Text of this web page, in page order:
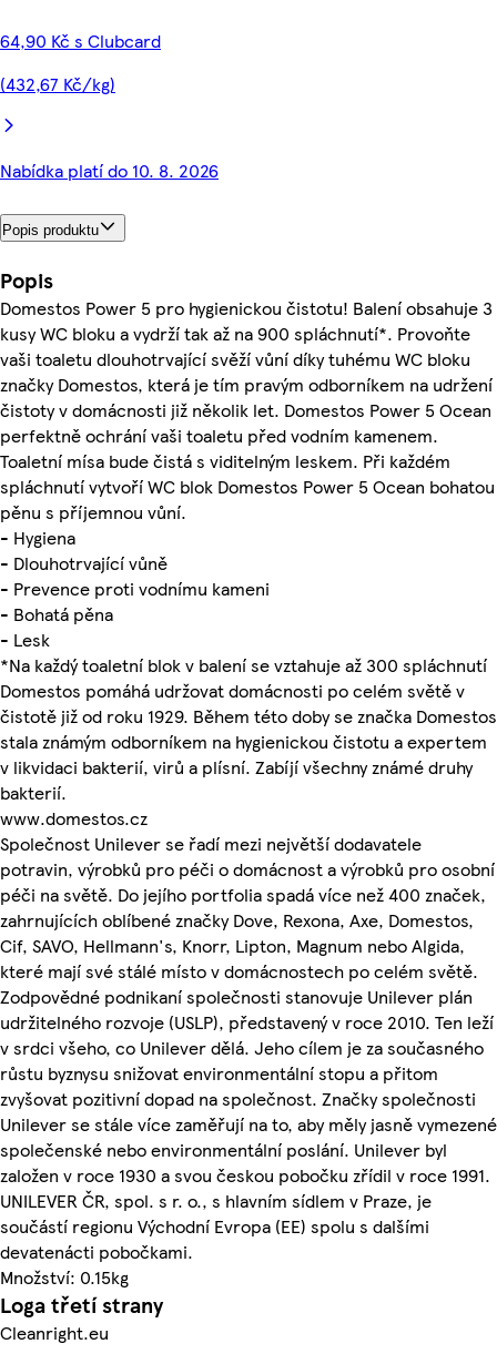
64,90 Kč s Clubcard
(432,67 Kč/kg)
Nabídka platí do 10. 8. 2026
Popis produktu
Popis
Domestos Power 5 pro hygienickou čistotu! Balení obsahuje 3
kusy WC bloku a vydrží tak až na 900 spláchnutí*. Provoňte
vaši toaletu dlouhotrvající svěží vůní díky tuhému WC bloku
značky Domestos, která je tím pravým odborníkem na udržení
čistoty v domácnosti již několik let. Domestos Power 5 Ocean
perfektně ochrání vaši toaletu před vodním kamenem.
Toaletní mísa bude čistá s viditelným leskem. Při každém
spláchnutí vytvoří WC blok Domestos Power 5 Ocean bohatou
pěnu s příjemnou vůní.
- Hygiena
- Dlouhotrvající vůně
- Prevence proti vodnímu kameni
- Bohatá pěna
- Lesk
*Na každý toaletní blok v balení se vztahuje až 300 spláchnutí
Domestos pomáhá udržovat domácnosti po celém světě v
čistotě již od roku 1929. Během této doby se značka Domestos
stala známým odborníkem na hygienickou čistotu a expertem
v likvidaci bakterií, virů a plísní. Zabíjí všechny známé druhy
bakterií.
www.domestos.cz
Společnost Unilever se řadí mezi největší dodavatele
potravin, výrobků pro péči o domácnost a výrobků pro osobní
péči na světě. Do jejího portfolia spadá více než 400 značek,
zahrnujících oblíbené značky Dove, Rexona, Axe, Domestos,
Cif, SAVO, Hellmann's, Knorr, Lipton, Magnum nebo Algida,
které mají své stálé místo v domácnostech po celém světě.
Zodpovědné podnikaní společnosti stanovuje Unilever plán
udržitelného rozvoje (USLP), představený v roce 2010. Ten leží
v srdci všeho, co Unilever dělá. Jeho cílem je za současného
růstu byznysu snižovat environmentální stopu a přitom
zvyšovat pozitivní dopad na společnost. Značky společnosti
Unilever se stále více zaměřují na to, aby měly jasně vymezené
společenské nebo environmentální poslání. Unilever byl
založen v roce 1930 a svou českou pobočku zřídil v roce 1991.
UNILEVER ČR, spol. s r. o., s hlavním sídlem v Praze, je
součástí regionu Východní Evropa (EE) spolu s dalšími
devatenácti pobočkami.
Množství: 0.15kg
Loga třetí strany
Cleanright.eu